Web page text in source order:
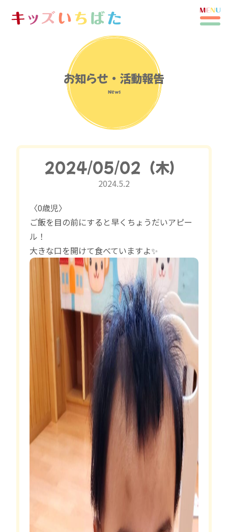
お知らせ・活動報告
News
2024/05/02（木）
2024.5.2
〈0歳児〉
ご飯を目の前にすると早くちょうだいアピー
ル！
大きな口を開けて食べていますよ✨